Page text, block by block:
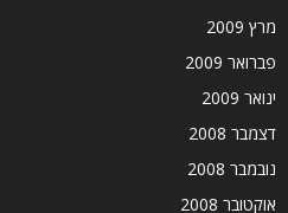
מרץ 2009
פברואר 2009
ינואר 2009
דצמבר 2008
נובמבר 2008
אוקטובר 2008